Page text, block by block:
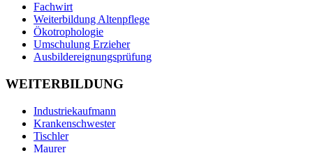
Fachwirt
Weiterbildung Altenpflege
Ökotrophologie
Umschulung Erzieher
Ausbildereignungsprüfung
WEITERBILDUNG
Industriekaufmann
Krankenschwester
Tischler
Maurer